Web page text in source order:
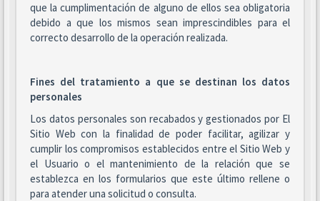
que la cumplimentación de alguno de ellos sea obligatoria
debido a que los mismos sean imprescindibles para el
correcto desarrollo de la operación realizada.
Fines del tratamiento a que se destinan los datos
personales
Los datos personales son recabados y gestionados por El
Sitio Web con la finalidad de poder facilitar, agilizar y
cumplir los compromisos establecidos entre el Sitio Web y
el Usuario o el mantenimiento de la relación que se
establezca en los formularios que este último rellene o
para atender una solicitud o consulta.